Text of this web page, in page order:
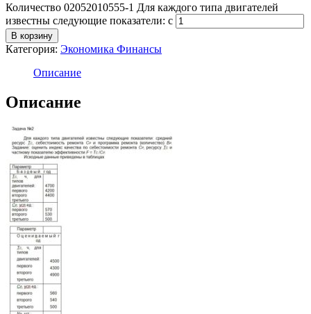
Количество 02052010555-1 Для каждого типа двигателей
известны следующие показатели: с
В корзину
Категория: Экономика Финансы
Описание
Описание